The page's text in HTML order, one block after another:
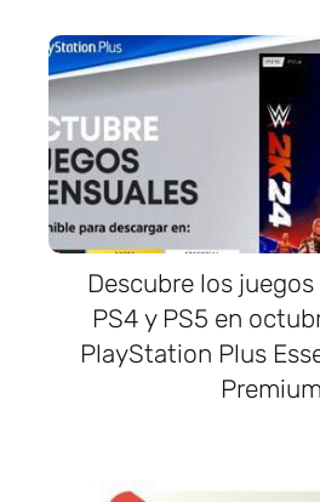
Descubre los
PS4 y PS5 en
PlayStation Plus
Premium